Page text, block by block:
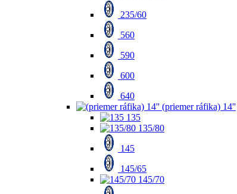
235/60
560
590
600
640
(priemer ráfika) 14''
135
135/80
145
145/65
145/70